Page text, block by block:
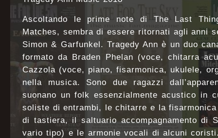
Ascoltando le prime note di The Last
Matches, sembra di essere ritornati agli anni
Simon & Garfunkel. Tragedy Ann è un duo
formato da Braden Phelan (voce, chitarra
Cazzola (voce, piano, fisarmonica, ukulele,
nella musica. Sono due ragazzi
suonano un folk essenzialmente acustico in
soliste di entrambi, le chitarre e la
di tastiera, il saltuario accompagnamento di
vario tipo) e le armonie vocali di alcuni